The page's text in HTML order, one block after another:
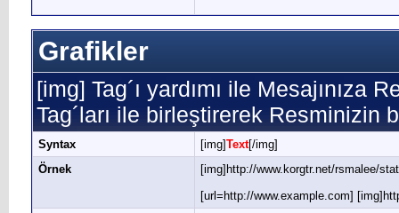
Grafikler
[img] Tag´ı yardımı ile
Tag´ları ile birleştirerek
Syntax [img]Text[/img]
Örnek
[img]http://www.korgtr.net/rsmalee/
[url=http://www.example.com]